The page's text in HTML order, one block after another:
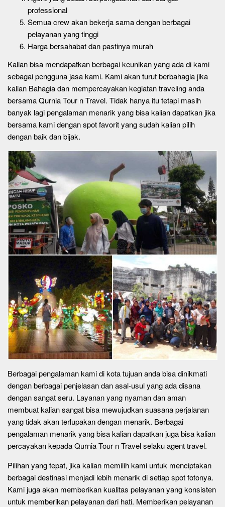
professional
Semua crew akan bekerja sama dengan berbagai
pelayanan yang tinggi
Harga bersahabat dan pastinya murah
Kalian bisa mendapatkan berbagai keunikan yang ada di kami
sebagai pengguna jasa kami. Kami akan turut berbahagia jika
kalian Bahagia dan mempercayakan kegiatan traveling anda
bersama Qurnia Tour n Travel. Tidak hanya itu tetapi masih
banyak lagi pengalaman menarik yang bisa kalian dapatkan jika
bersama kami dengan spot favorit yang sudah kalian pilih
dengan baik dan bijak.
Berbagai pengalaman kami di kota tujuan anda bisa dinikmati
dengan berbagai penjelasan dan asal-usul yang ada disana
dengan sangat seru. Layanan yang nyaman dan aman
membuat kalian sangat bisa mewujudkan suasana perjalanan
yang tidak akan terlupakan dengan menarik. Berbagai
pengalaman menarik yang bisa kalian dapatkan juga bisa kalian
percayakan kepada Qurnia Tour n Travel selaku agent travel.
Pilihan yang tepat, jika kalian memilih kami untuk menciptakan
berbagai destinasi menjadi lebih menarik di setiap spot fotonya.
Kami juga akan memberikan kualitas pelayanan yang konsisten
untuk memberikan pelayanan dari hati. Memberikan pelayanan